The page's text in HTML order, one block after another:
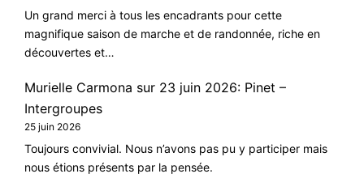
Un grand merci à tous les encadrants pour cette
magnifique saison de marche et de randonnée, riche en
découvertes et…
Murielle Carmona sur 23 juin 2026: Pinet –
Intergroupes
25 juin 2026
Toujours convivial. Nous n’avons pas pu y participer mais
nous étions présents par la pensée.